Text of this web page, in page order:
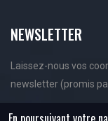
NEWSLETTER
Laissez-nous vos
newsletter (promis